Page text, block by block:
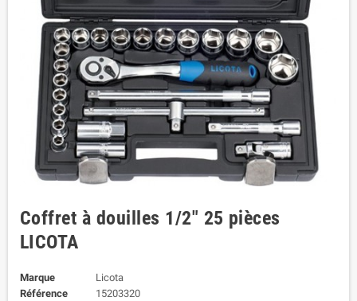
Coffret à douilles 1/2" 25 pièces
LICOTA
Marque
Licota
Référence
15203320